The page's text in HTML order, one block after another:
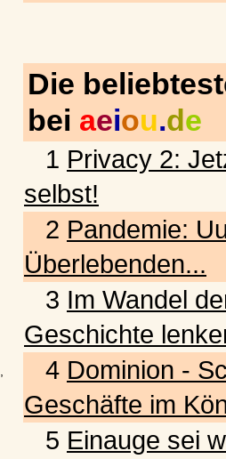
Die
bei aeiou.de
1 Privacy 2:
selbst!
2 Pandemie:
Überlebenden...
3 Im Wandel
Geschichte
4 Dominion -
Geschäfte im
5 Einauge sei